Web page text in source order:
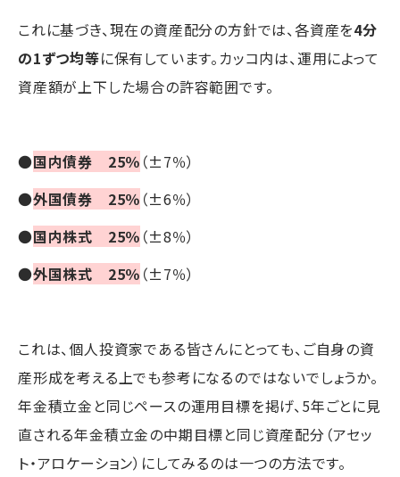
これに基づき、現在の資産配分の方針では、各資産を4分
の1ずつ均等に保有しています。カッコ内は、運用によって
資産額が上下した場合の許容範囲です。
●国内債券 25％ （±7％）
●外国債券 25％ （±6％）
●国内株式 25％ （±8％）
●外国株式 25％ （±7％）
これは、個人投資家である皆さんにとっても、ご自身の資
産形成を考える上でも参考になるのではないでしょうか。
年金積立金と同じペースの運用目標を掲げ、5年ごとに見
直される年金積立金の中期目標と同じ資産配分（アセッ
ト・アロケーション）にしてみるのは一つの方法です。